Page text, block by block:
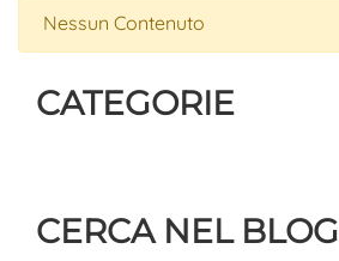
Nessun Contenuto
CATEGORIE
CERCA NEL BLOG